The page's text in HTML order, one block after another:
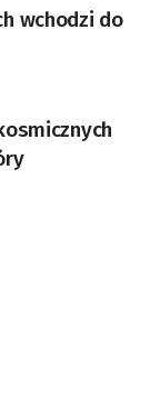
PAN.
wchodzi do